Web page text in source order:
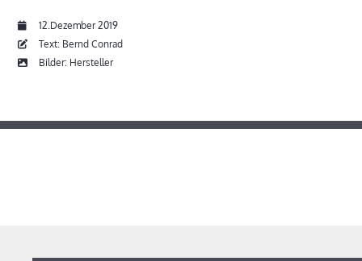
12.Dezember 2019
Text: Bernd Conrad
Bilder: Hersteller